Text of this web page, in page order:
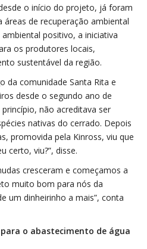
o início do projeto, já foram
áreas de recuperação ambiental
positivo, a iniciativa
os produtores locais,
sustentável da região.
da comunidade Santa Rita e
desde o segundo ano de
não acreditava ser
nativas do cerrado. Depois
promovida pela Kinross, viu que
certo, viu?”, disse.
cresceram e começamos a
muito bom para nós da
um dinheirinho a mais”, conta
o abastecimento de água